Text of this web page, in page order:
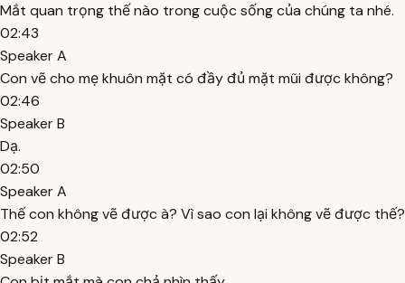
Mắt quan trọng thế nào trong cuộc sống của chúng ta nhé.
02:43
Speaker A
Con vẽ cho mẹ khuôn mặt có đầy đủ mặt mũi được không?
02:46
Speaker B
Dạ.
02:50
Speaker A
Thế con không vẽ được à? Vì sao con lại không vẽ được thế?
02:52
Speaker B